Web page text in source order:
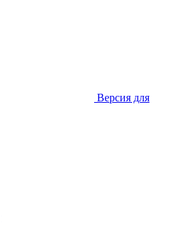
Версия для